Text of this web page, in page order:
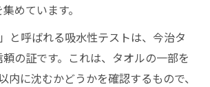
めています。
と呼ばれる吸水性テストは、今治タ
の証です。これは、タオルの一部を
内に沈むかどうかを確認するもので、